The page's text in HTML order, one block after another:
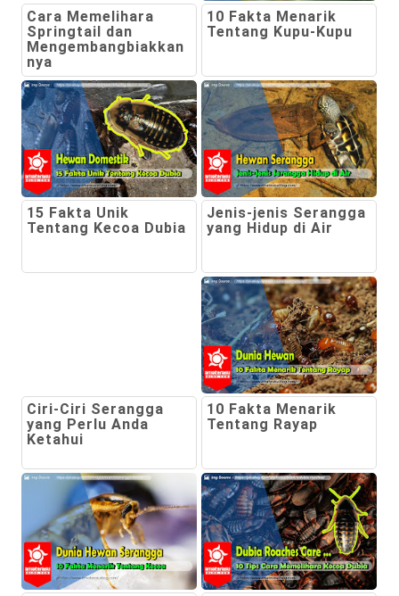
Cara Memelihara
Springtail dan
Mengembangbiakkan
nya
10 Fakta Menarik
Tentang Kupu-Kupu
15 Fakta Unik
Tentang Kecoa Dubia
Jenis-jenis Serangga
yang Hidup di Air
Ciri-Ciri Serangga
yang Perlu Anda
Ketahui
10 Fakta Menarik
Tentang Rayap